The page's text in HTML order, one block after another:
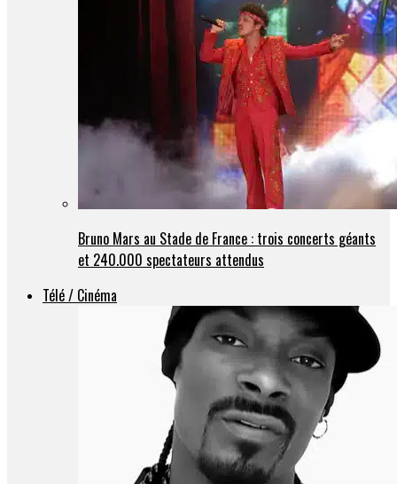
Bruno Mars au Stade de France : trois concerts géants
et 240.000 spectateurs attendus
Télé / Cinéma